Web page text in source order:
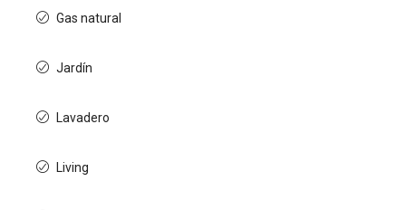
Gas natural
Jardín
Lavadero
Living